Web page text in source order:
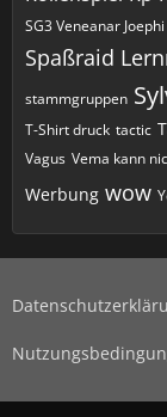
SG3 Veneanar Joephi
Spaßraid
stammgruppen
T-Shirt druck tactic
Vagus Vema kann
Werbung wow